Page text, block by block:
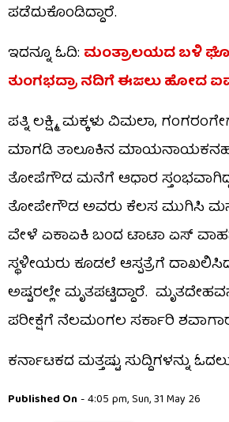
ಪಡೆದುಕೊಂಡಿದ್ದಾರೆ.
ಇದನ್ನೂ ಓದಿ: ಮಂತ್ರಾಲಯದ ಬಳಿ
ತುಂಗಭದ್ರಾ ನದಿಗೆ ಈಜಲು ಹೋದ
ಪತ್ನಿ ಲಕ್ಷ್ಮಿ, ಮಕ್ಕಳು ವಿಮಲಾ,
ಮಾಗಡಿ ತಾಲೂಕಿನ
ತೋಪೆಗೌಡ ಮನೆಗೆ ಆಧಾರ
ತೋಪೇಗೌಡ ಅವರು ಕೆಲಸ ಮುಗಿಸಿ ಮನೆಗೆ
ವೇಳೆ ಏಕಾಏಕಿ ಬಂದ ಟಾಟಾ ಏಸ್
ಸ್ಥಳೀಯರು ಕೂಡಲೆ ಆಸ್ಪತ್ರೆಗೆ
ಅಷ್ಟರಲ್ಲೇ ಮೃತಪಟ್ಟಿದ್ದಾರೆ.
ಪರೀಕ್ಷೆಗೆ ನೆಲಮಂಗಲ ಸರ್ಕಾರಿ
ಕರ್ನಾಟಕದ ಮತ್ತಷ್ಟು ಸುದ್ದಿಗಳನ್ನು
Published On - 4:05 pm, Sun, 31 May 26